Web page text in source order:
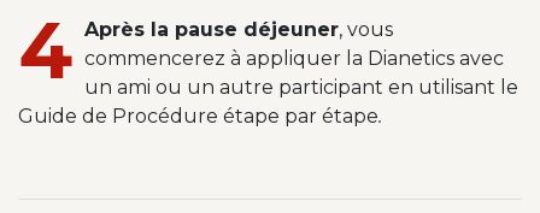
4 Après la pause déjeuner, vous
commencerez à appliquer la Dianetics avec
un ami ou un autre participant en utilisant le
Guide de Procédure étape par étape.